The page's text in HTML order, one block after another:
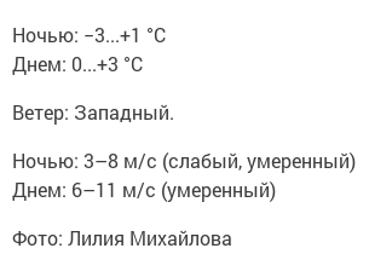
Ночью: −3...+1 °C
Днем: 0...+3 °C
Ветер: Западный.
Ночью: 3–8 м/с (слабый, умеренный)
Днем: 6–11 м/с (умеренный)
Фото: Лилия Михайлова